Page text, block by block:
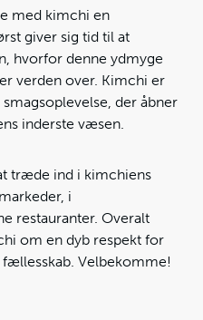
med kimchi en
giver sig tid til at
hvorfor denne ydmyge
verden over. Kimchi er
der åbner
inderste væsen.
træde ind i kimchiens
i
restauranter. Overalt
om en dyb respekt for
Velbekomme!